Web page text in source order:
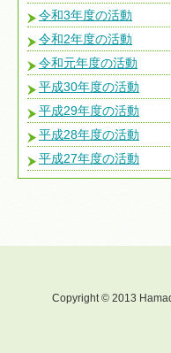
令和3年度の活動
令和2年度の活動
令和元年度の活動
平成30年度の活動
平成29年度の活動
平成28年度の活動
平成27年度の活動
Copyright © 2013